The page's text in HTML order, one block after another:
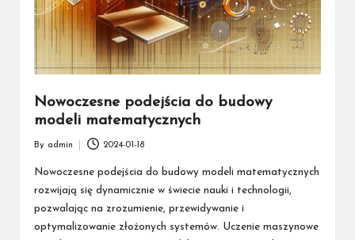
Nowoczesne podejścia do budowy
modeli matematycznych
Posted
by
By admin 2024-01-18
Nowoczesne podejścia do budowy modeli matematycznych
rozwijają się dynamicznie w świecie nauki i technologii,
pozwalając na zrozumienie, przewidywanie i
optymalizowanie złożonych systemów. Uczenie maszynowe